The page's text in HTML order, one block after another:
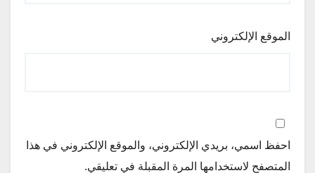
الموقع الإلكتروني
احفظ اسمي، بريدي الإلكتروني، والموقع الإلكتروني في هذا
المتصفح لاستخدامها المرة المقبلة في تعليقي.